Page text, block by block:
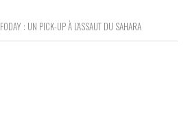
FODAY : UN PICK-UP À L’ASSAUT DU SAHARA